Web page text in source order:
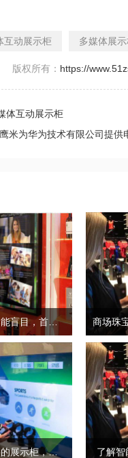
互动展示柜 多媒体展
版权所有： https://
体互动展示柜
米为华为技术有限公司提供
定制展示柜不能盲目，首先要考虑这几点
如何选择合格的展示柜，合格的展柜有哪些特点？ 了解智